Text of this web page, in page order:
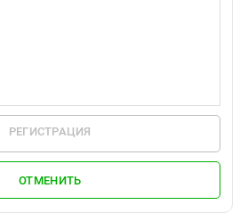
РЕГИСТРАЦИЯ
ОТМЕНИТЬ